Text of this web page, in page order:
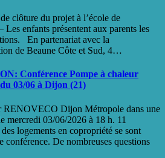
clôture du projet à l’école de
enfants présentent aux parents les
En partenariat avec la
de Beaune Côte et Sud, 4…
Conférence Pompe à chaleur
03/06 à Dijon (21)
RENOVECO Dijon Métropole dans une
mercredi 03/06/2026 à 18 h. 11
logements en copropriété se sont
conférence. De nombreuses questions